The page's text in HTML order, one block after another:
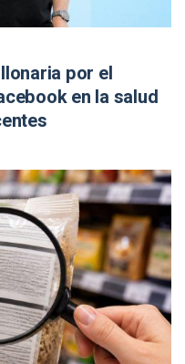
por el
en la salud